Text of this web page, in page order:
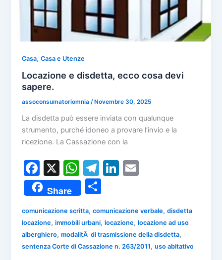
Casa,Casa e Utenze
Locazione e disdetta, ecco cosa devi
sapere.
assoconsumatoriomnia/ Novembre 30, 2025
La disdetta può essere inviata con qualunque
strumento, purché idoneo a provare l’invio e la
ricezione. La Cassazione con la
F
a
c
e
b
o
X
W
h
at
s
A
p
T
el
e
gr
a
m
Li
e
dI
n
l
Share
n
di
vi
comunicazione scritta,comunicazione verbale,disdetta
locazione,immobili urbani,locazione,locazione ad uso
alberghiero,modalitÃ di trasmissione della disdetta,
sentenza Corte di Cassazione n. 263/2011,uso abitativo